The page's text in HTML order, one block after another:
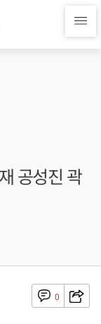
공성진 곽
0